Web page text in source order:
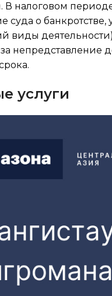
налоговом
суда о
виды деятельности),
за
услуги